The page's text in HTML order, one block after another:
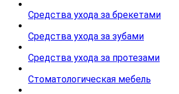
Средства ухода за брекетами
Средства ухода за зубами
Средства ухода за протезами
Стоматологическая мебель